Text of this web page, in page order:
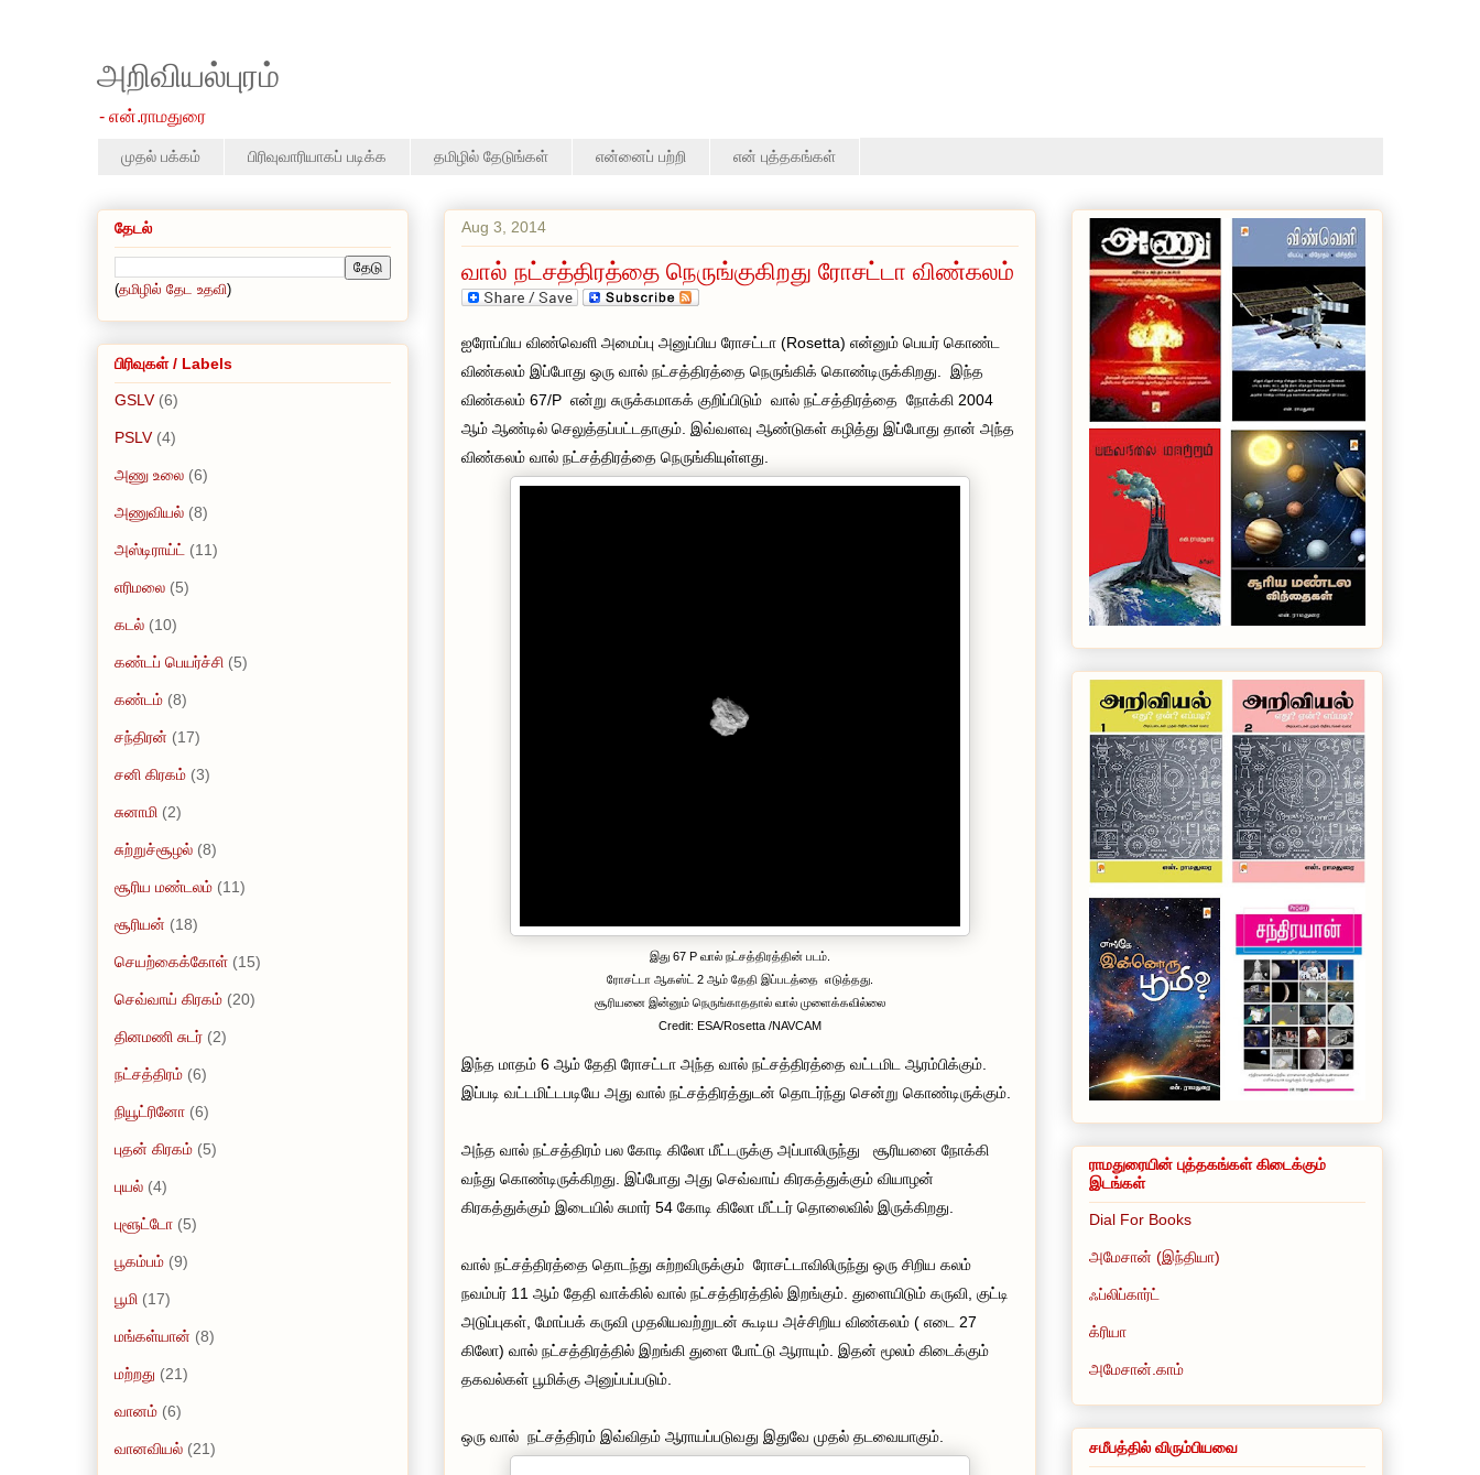
அறிவியல்புரம்
- என்.ராமதுரை
முதல் பக்கம் பிரிவுவாரியாகப் படிக்க தமிழில் தேடுங்கள் என்னைப் பற்றி என் புத்தகங்கள்
Aug 3, 2014
வால் நட்சத்திரத்தை நெருங்குகிறது ரோசட்டா விண்கலம்
ஐரோப்பிய விண்வெளி அமைப்பு அனுப்பிய ரோசட்டா (Rosetta) என்னும் பெயர் கொண்ட
விண்கலம் இப்போது ஒரு வால் நட்சத்திரத்தை நெருங்கிக் கொண்டிருக்கிறது. இந்த
விண்கலம் 67/P என்று சுருக்கமாகக் குறிப்பிடும் வால் நட்சத்திரத்தை நோக்கி 2004
ஆம் ஆண்டில் செலுத்தப்பட்டதாகும். இவ்வளவு ஆண்டுகள் கழித்து இப்போது தான் அந்த
விண்கலம் வால் நட்சத்திரத்தை நெருங்கியுள்ளது.
இது 67 P வால் நட்சத்திரத்தின் படம்.
ரோசட்டா ஆகஸ்ட் 2 ஆம் தேதி இப்படத்தை எடுத்தது.
சூரியனை இன்னும் நெருங்காததால் வால் முளைக்கவில்லை
Credit: ESA/Rosetta /NAVCAM
இந்த மாதம் 6 ஆம் தேதி ரோசட்டா அந்த வால் நட்சத்திரத்தை வட்டமிட ஆரம்பிக்கும்.
இப்படி வட்டமிட்டபடியே அது வால் நட்சத்திரத்துடன் தொடர்ந்து சென்று கொண்டிருக்கும்.
அந்த வால் நட்சத்திரம் பல கோடி கிலோ மீட்டருக்கு அப்பாலிருந்து சூரியனை நோக்கி
வந்து கொண்டிருக்கிறது. இப்போது அது செவ்வாய் கிரகத்துக்கும் வியாழன்
கிரகத்துக்கும் இடையில் சுமார் 54 கோடி கிலோ மீட்டர் தொலைவில் இருக்கிறது.
வால் நட்சத்திரத்தை தொடந்து சுற்றவிருக்கும் ரோசட்டாவிலிருந்து ஒரு சிறிய கலம்
நவம்பர் 11 ஆம் தேதி வாக்கில் வால் நட்சத்திரத்தில் இறங்கும். துளையிடும் கருவி, குட்டி
அடுப்புகள், மோப்பக் கருவி முதலியவற்றுடன் கூடிய அச்சிறிய விண்கலம் ( எடை 27
கிலோ) வால் நட்சத்திரத்தில் இறங்கி துளை போட்டு ஆராயும். இதன் மூலம் கிடைக்கும்
தகவல்கள் பூமிக்கு அனுப்பப்படும்.
ஒரு வால் நட்சத்திரம் இவ்விதம் ஆராயப்படுவது இதுவே முதல் தடவையாகும்.
தேடல்
(தமிழில் தேட உதவி)
பிரிவுகள் / Labels
GSLV (6)
PSLV (4)
அணு உலை (6)
அணுவியல் (8)
அஸ்டிராய்ட் (11)
எரிமலை (5)
கடல் (10)
கண்டப் பெயர்ச்சி (5)
கண்டம் (8)
சந்திரன் (17)
சனி கிரகம் (3)
சுனாமி (2)
சுற்றுச்சூழல் (8)
சூரிய மண்டலம் (11)
சூரியன் (18)
செயற்கைக்கோள் (15)
செவ்வாய் கிரகம் (20)
தினமணி சுடர் (2)
நட்சத்திரம் (6)
நியூட்ரினோ (6)
புதன் கிரகம் (5)
புயல் (4)
புளூட்டோ (5)
பூகம்பம் (9)
பூமி (17)
மங்கள்யான் (8)
மற்றது (21)
வானம் (6)
வானவியல் (21)
ராமதுரையின் புத்தகங்கள் கிடைக்கும்
இடங்கள்
Dial For Books
அமேசான் (இந்தியா)
ஃப்லிப்கார்ட்
க்ரியா
அமேசான்.காம்
சமீபத்தில் விரும்பியவை